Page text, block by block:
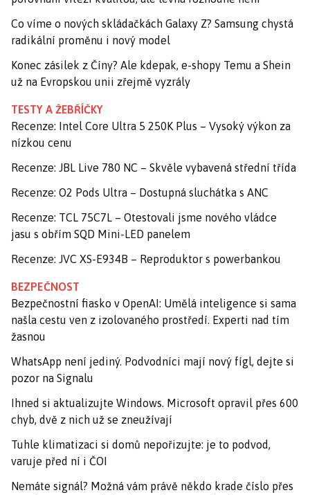
Co víme o nových skládačkách Galaxy Z? Samsung chystá
radikální proměnu i nový model
Konec zásilek z Číny? Ale kdepak, e-shopy Temu a Shein
už na Evropskou unii zřejmě vyzrály
TESTY A ŽEBŘÍČKY
Recenze: Intel Core Ultra 5 250K Plus – Vysoký výkon za
nízkou cenu
Recenze: JBL Live 780 NC – Skvěle vybavená střední třída
Recenze: O2 Pods Ultra – Dostupná sluchátka s ANC
Recenze: TCL 75C7L – Otestovali jsme nového vládce
jasu s obřím SQD Mini-LED panelem
Recenze: JVC XS-E934B – Reproduktor s powerbankou
BEZPEČNOST
Bezpečnostní fiasko v OpenAI: Umělá inteligence si sama
našla cestu ven z izolovaného prostředí. Experti nad tím
žasnou
WhatsApp není jediný. Podvodníci mají nový fígl, dejte si
pozor na Signalu
Ihned si aktualizujte Windows. Microsoft opravil přes 600
chyb, dvě z nich už se zneužívají
Tuhle klimatizaci si domů nepořizujte: je to podvod,
varuje před ní i ČOI
Nemáte signál? Možná vám právě někdo krade číslo přes